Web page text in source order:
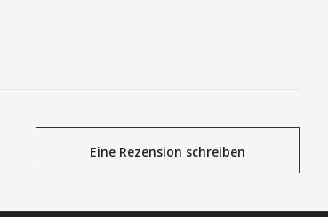
Eine Rezension schreiben